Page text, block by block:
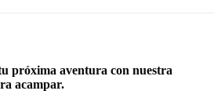
próxima aventura con nuestra
acampar.